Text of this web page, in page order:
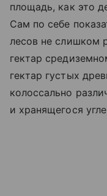
площадь, как это
Сам по себе
лесов не слишком
гектар
гектар густых
колоссально
и хранящегося